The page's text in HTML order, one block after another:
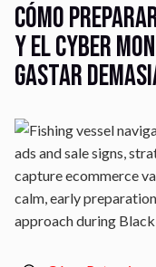
Cómo
y el Cyber
gastar